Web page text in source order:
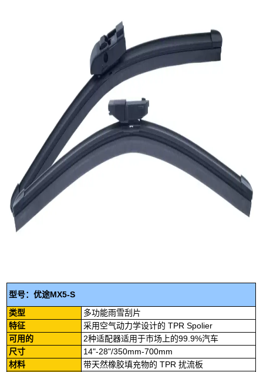
型号：优途MX5-S
类型
多功能雨雪刮片
特征
采用空气动力学设计的 TPR Spolier
可用的
2种适配器适用于市场上的99.9%汽车
尺寸
14"-28"/350mm-700mm
材料
带天然橡胶填充物的 TPR 扰流板